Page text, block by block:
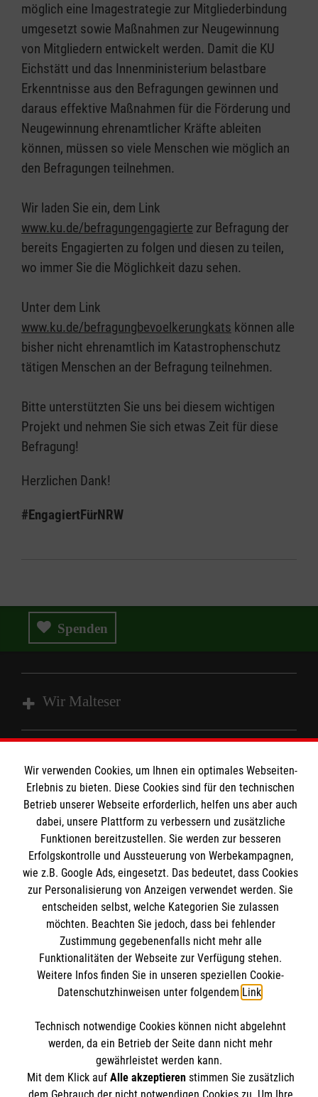
möglich eine Imagestrategie zur Mitgliederbindung
umgesetzt sowie Maßnahmen zur Neugewinnung
von Mitgliedern entwickelt werden. Damit die KU
Eichstätt und das Innenministerium belastbare
Erkenntnisse aus den Befragungen gewinnen und
daraus effektive Maßnahmen für die Förderung und
Neugewinnung ehrenamtlicher Kräfte ableiten
können, müssen so viele Menschen wie möglich an
den Befragungen teilnehmen.
Wir laden Sie ein, dem Link
www.ku.de/befragungengagierte zur Befragung der
bereits Engagierten zu folgen und diesen zu teilen,
wo immer Sie die Möglichkeit dazu sehen.
Unter dem Link
www.ku.de/befragungbevoelkerungkats können alle
bisher nicht ehrenamtlich im Katastrophenschutz
tätigen Menschen an der Befragung teilnehmen.
Bitte unterstützten Sie uns bei diesem wichtigen
Projekt und nehmen Sie sich etwas Zeit für diese
Befragung!
Herzlichen Dank!
#EngagiertFürNRW
Spenden
Wir Malteser
Angebote und Leistungen
Unsere Kurse
Mitarbeiten
Wir Malteser
Informationen
Kontakt
Pressestelle
Impressum
Datenschutz
Malteser online
Malteserorden
Malteser Jugend
Malteser International
Sharepoint
Spendenkonto
Empfänger: Malteser Hilfsdienst e.V.
BIC: GENODED 1PA7
Der Malteser Hilfsdienst e.V. ist als eingetragene
Wir verwenden Cookies, um Ihnen ein optimales Webseiten-
Erlebnis zu bieten. Diese Cookies sind für den technischen
Betrieb unserer Webseite erforderlich, helfen uns aber auch
dabei, unsere Plattform zu verbessern und zusätzliche
Funktionen bereitzustellen. Sie werden zur besseren
Erfolgskontrolle und Aussteuerung von Werbekampagnen,
wie z.B. Google Ads, eingesetzt. Das bedeutet, dass Cookies
zur Personalisierung von Anzeigen verwendet werden. Sie
entscheiden selbst, welche Kategorien Sie zulassen
möchten. Beachten Sie jedoch, dass bei fehlender
Zustimmung gegebenenfalls nicht mehr alle
Funktionalitäten der Webseite zur Verfügung stehen.
Weitere Infos finden Sie in unseren speziellen Cookie-
Datenschutzhinweisen unter folgendem Link.
Technisch notwendige Cookies können nicht abgelehnt
werden, da ein Betrieb der Seite dann nicht mehr
gewährleistet werden kann.
Mit dem Klick auf Alle akzeptierenstimmen Sie zusätzlich